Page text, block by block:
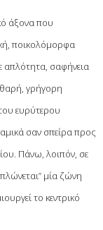
άξονα που
ποικολόμορφα
απλότητα, σαφήνεια
γρήγορη
ευρύτερου
σαν σπείρα προς
Πάνω, λοιπόν, σε
μία ζώνη
το κεντρικό